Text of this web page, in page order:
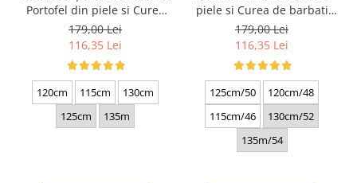
Portofel din piele si Curea
de barbati, negru 2210-4
179,00 Lei
116,35 Lei
120cm 115cm
130cm
125cm
135m
piele si Curea de barbati
neagra C130N-1881.4
179,00 Lei
116,35 Lei
125cm/50
120cm/48
115cm/46
130cm/52
135m/54